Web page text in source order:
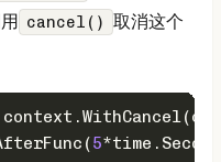
cancel() 取消这个
5